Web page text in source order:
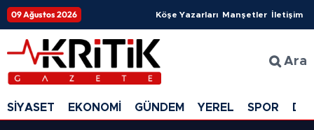
09 Ağustos 2026 Köşe Yazarları Manşetler İletişim
Ara
SİYASET EKONOMİ GÜNDEM YEREL SPOR